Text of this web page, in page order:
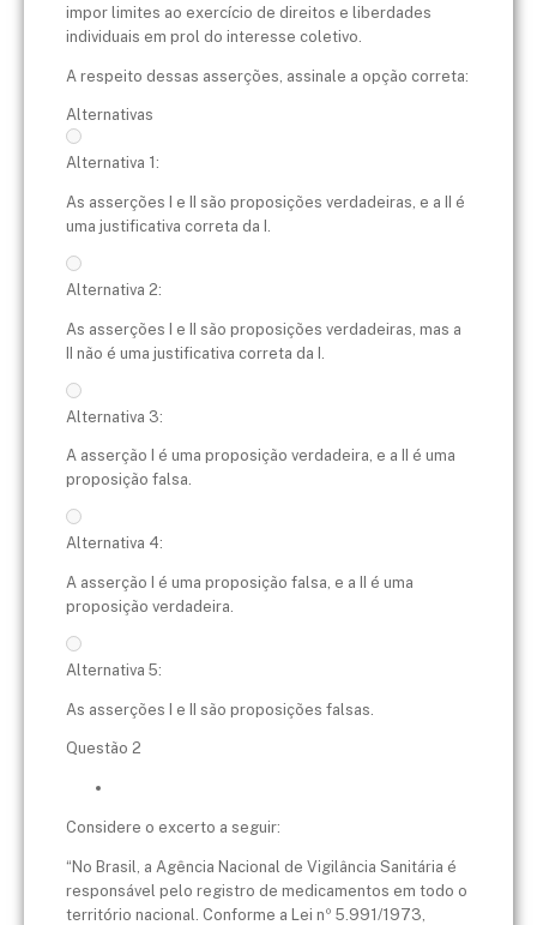
impor limites ao exercício de direitos e liberdades
individuais em prol do interesse coletivo.
​A respeito dessas asserções, assinale a opção correta:
Alternativas
Alternativa 1:
As asserções I e II são proposições verdadeiras, e a II é
uma justificativa correta da I.
Alternativa 2:
As asserções I e II são proposições verdadeiras, mas a
II não é uma justificativa correta da I.
Alternativa 3:
A asserção I é uma proposição verdadeira, e a II é uma
proposição falsa.
Alternativa 4:
A asserção I é uma proposição falsa, e a II é uma
proposição verdadeira.
Alternativa 5:
As asserções I e II são proposições falsas.
Questão 2
Considere o excerto a seguir:
“No Brasil, a Agência Nacional de Vigilância Sanitária é
responsável pelo registro de medicamentos em todo o
território nacional. Conforme a Lei nº 5.991/1973,